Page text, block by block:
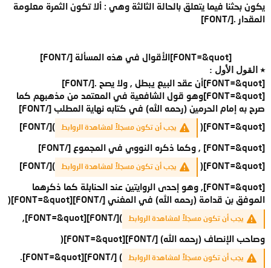
يكون بحثنا فيما يتعلق بالحالة الثالثة وهي : ألا تكون الثمرة معلومة
المقدار .[/FONT]
[FONT=&quot] الأقوال في هذه المسألة [/FONT]​
٭ القول الأول :
[FONT=&quot]أن عقد البيع يبطل , ولا يصح .[/FONT]
[FONT=&quot]وهو قول الشافعية في المعتمد من مذهبهم كما
صرح به إمام الحرمين (رحمه الله) في كتابه نهاية المطلب [/FONT]
[FONT=&quot](
يجب أن تكون مسجلاً لمشاهدة الروابط
)[/FONT]
[FONT=&quot] , وكما ذكره النووي في المجموع [/FONT]
[FONT=&quot](
يجب أن تكون مسجلاً لمشاهدة الروابط
)[/FONT]
[FONT=&quot], وهو إحدى الروايتين عند الحنابلة كما ذكرهما
الموفق بن قدامة (رحمه الله) في المغني [/FONT][FONT=&quot](
يجب أن تكون مسجلاً لمشاهدة الروابط
)[/FONT][FONT=&quot],
وصاحب الإنصاف (رحمه الله) [/FONT][FONT=&quot](
يجب أن تكون مسجلاً لمشاهدة الروابط
) [/FONT][FONT=&quot].